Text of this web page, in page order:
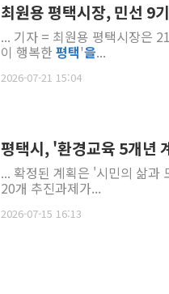
최원용 평택시장, 민선 9
... 기자 = 최원용 평택시장은
이 행복한 평택'을...
2026-07-21 15:04
평택시, '환경교육 5개년
... 확정된 계획은 '시민의 삶과
20개 추진과제가...
2026-07-15 16:13